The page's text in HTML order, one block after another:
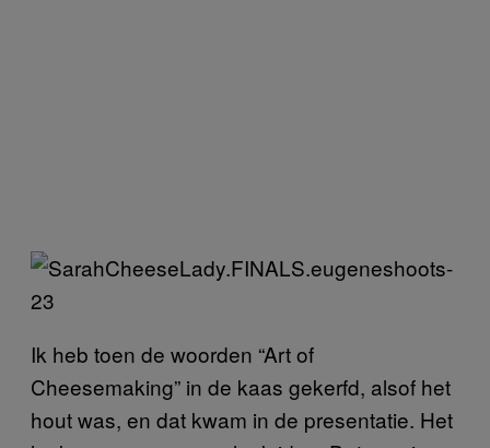
Ik heb toen de woorden “Art of
Cheesemaking” in de kaas gekerfd, alsof het
hout was, en dat kwam in de presentatie. Het